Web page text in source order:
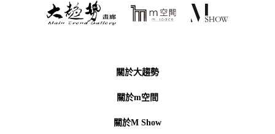
關於大趨勢
關於m空間
關於M Show